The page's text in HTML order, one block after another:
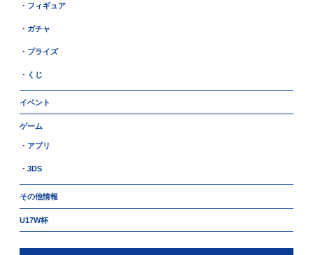
・フィギュア
・ガチャ
・プライズ
・くじ
イベント
ゲーム
・アプリ
・3DS
その他情報
U17W杯